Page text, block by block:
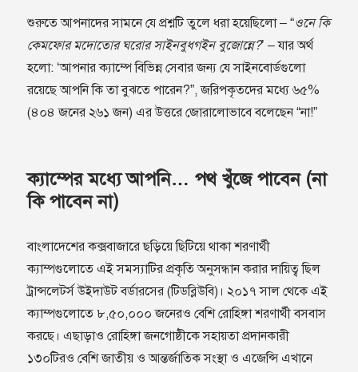
শুরুতে আপনাদের সামনে যে প্রশ্নটি তুলে ধরা হয়েছিলো – “ওনে কি
কেমফোর মদোতোর ঘরোর সাইনবুধগইন বুজোন্নে?’ – যার অর্থ
হলো: ‘আপনার ক‍্যাম্পে বিভিন্ন সেবার জন‍্য যে সাইনবোর্ডগুলো
রয়েছে আপনি কি তা বুঝতে পারেন?”, জরিপকৃতদের মধ‍্যে ৬৫%
(৪০৪ জনের ২৬১ জন) এর উত্তরে জোরালোভাবে বলেছেন “না!”
ক‍্যাম্পের মধ‍্যে আপনি… পথ খুঁজে পাবেন (না
কি পাবেন না)
বাংলাদেশের কক্সবাজারে ছড়িয়ে ছিটিয়ে থাকা শরণার্থী
ক‍্যাম্পগুলোতে এই সমস‍্যাটির প্রকৃতি অনুসন্ধান করার দায়িত্ব ছিল
ট্রান্সলেটর্স উইদাউট বর্ডারসের (টিডব্লিউবি)। ২০১৭ সাল থেকে এই
ক‍্যাম্পগুলোতে ৮,৫০,০০০ জনেরও বেশি রোহিঙ্গা শরণার্থী বসবাস
করছে। এছাড়াও রোহিঙ্গা জনগোষ্ঠীকে সহায়তা প্রদানকারী
১৩০টিরও বেশি জাতীয় ও আন্তর্জাতিক সংস্থা ও এজেন্সি এখানে